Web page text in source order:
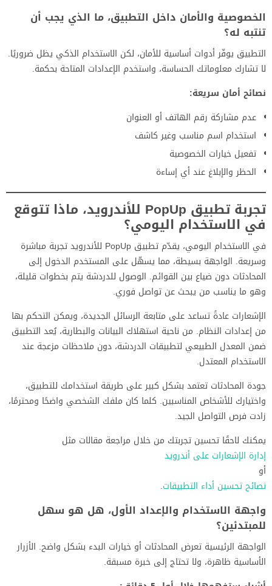
الخصوصية والأمان داخل التطبيق، ما الذي يجب أن
تنتبه له؟
التطبيق يوفّر أدوات أساسية للأمان، لكن الاستخدام الذكي يظل ضروريًا.
لا تشارك معلوماتك الحساسة، واستخدم الإعدادات المتاحة بحكمة.
نصائح أمان سريعة:
عدم مشاركة رقم الهاتف أو العنوان
استخدام اسم مناسب وغير كاشف
تفعيل خيارات الخصوصية
الحظر والإبلاغ عند أي إساءة
تجربة تطبيق PopUp للأندرويد، ماذا تتوقع
في الاستخدام اليومي؟
في الاستخدام اليومي، يقدّم تطبيق PopUp للأندرويد تجربة مباشرة
وسريعة. الواجهة بسيطة، مما يسهّل على المستخدم الدخول إلى
المحادثات دون ضياع بين القوائم. الوصول للدردشة يتم بخطوات قليلة،
وهو ما يناسب من يبحث عن تواصل فوري.
الإشعارات عادةً تساعد على متابعة الرسائل الجديدة، ويمكن التحكم بها
من إعدادات النظام. من ناحية استهلاك البيانات والبطارية، يُعد التطبيق
ضمن المعدل الطبيعي لتطبيقات الدردشة، دون ملاحظات مزعجة عند
الاستخدام المعتدل.
جودة المحادثات تعتمد بشكل كبير على طريقة استخدامك للتطبيق،
واختيارك للأشخاص المناسبين. كلما كان ملفك الشخصي واضحًا ومحترمًا،
زادت فرص التواصل الجيد.
يمكنك لاحقًا تحسين تجربتك من خلال مراجعة مقالات مثل
إدارة الإشعارات على أندرويد
أو
نصائح تحسين أداء التطبيقات.
واجهة الاستخدام والإعداد الأول، هل هو سهل
للمبتدئين؟
الواجهة الرئيسية تعرض المحادثات أو خيارات البدء بشكل واضح. الأزرار
الأساسية ظاهرة، ولا تحتاج إلى خبرة مسبقة.